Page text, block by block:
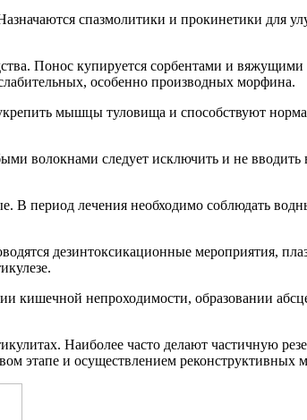
спазмолитики и прокинетики для
Понос купируется сорбентами и
особенно производных морфина.
мышцы туловища и способствуют
волокнами следует исключить и не
В период лечения необходимо соблюдать
дезинтоксикационные мероприятия,
кишечной непроходимости, образовании
Наиболее часто делают частичную
этапе и осуществлением реконструктивных